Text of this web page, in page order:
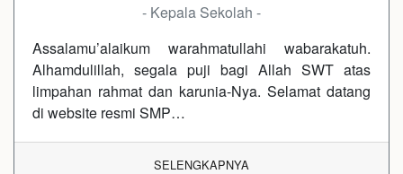
- Kepala Sekolah -
Assalamu’alaikum warahmatullahi wabarakatuh.
Alhamdulillah, segala puji bagi Allah SWT atas
limpahan rahmat dan karunia-Nya. Selamat datang
di website resmi SMP…
SELENGKAPNYA